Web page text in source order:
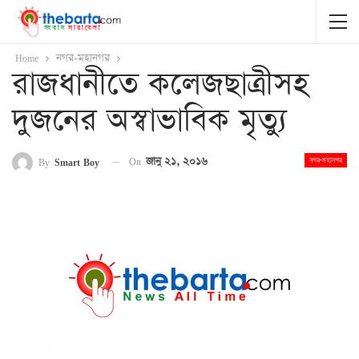
Home নগর-মহানগর
রাজধানীতে কলেজছাত্রীসহ
দুজনের অস্বাভাবিক মৃত্যু
নগর-মহানগর
By Smart Boy On জানু ২১, ২০১৬